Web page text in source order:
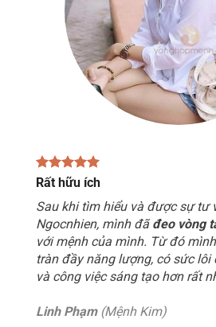
Rất hữu ích
Sau khi tìm hiểu và được sự tư
Ngocnhien, mình đã đeo vòng
với mệnh của mình. Từ đó
tràn đầy năng lượng, có sức lôi
và công việc sáng tạo hơn rất
Linh Phạm(Mệnh Kim)